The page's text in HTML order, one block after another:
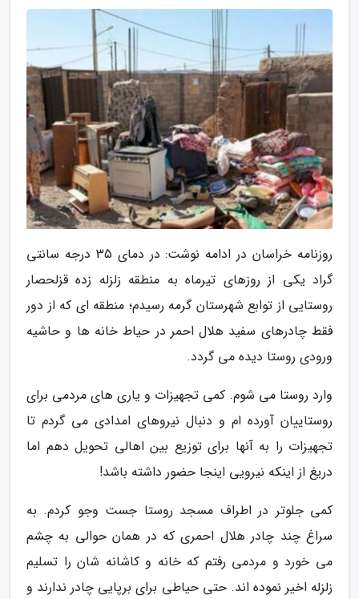
روزنامه خراسان در ادامه نوشت: در دمای 35 درجه سانتی
گراد یکی از روزهای تیرماه به منطقه زلزله زده قزلحصار
روستایی از توابع شهرستان گرمه رسیدم؛ منطقه ای که از دور
فقط چادرهای سفید هلال احمر در حیاط خانه ها و حاشیه
ورودی روستا دیده می گردد.
وارد روستا می شوم. کمی تجهیزات و یاری های مردمی برای
روستاییان آورده ام و دنبال نیروهای امدادی می گردم تا
تجهیزات را به آنها برای توزیع بین اهالی تحویل دهم اما
دریغ از اینکه نیرویی اینجا حضور داشته باشد!
کمی جلوتر در اطراف مسجد روستا جست وجو کردم. به
سراغ چند چادر هلال احمری که در همان حوالی به چشم
می خورد و مردمی رفتم که خانه و کاشانه شان را تسلیم
زلزله اخیر نموده اند. حتی حیاطی برای برپایی چادر ندارند و